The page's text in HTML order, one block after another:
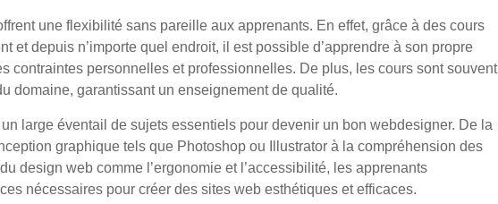
une flexibilité sans pareille aux apprenants. En effet, grâce à des cours
et depuis n’importe quel endroit, il est possible d’apprendre à son propre
contraintes personnelles et professionnelles. De plus, les cours sont souvent
domaine, garantissant un enseignement de qualité.
large éventail de sujets essentiels pour devenir un bon webdesigner. De la
graphique tels que Photoshop ou Illustrator à la compréhension des
design web comme l’ergonomie et l’accessibilité, les apprenants
nécessaires pour créer des sites web esthétiques et efficaces.